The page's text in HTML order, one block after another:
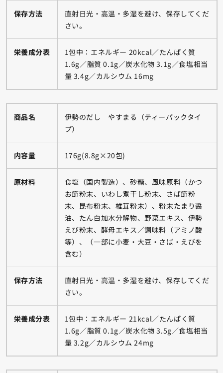
保存方法
直射日光・高温・多湿を避け、保存してくだ
さい。
栄養成分表
1包中：エネルギー 20kcal／たんぱく質
1.6g／脂質 0.1g／炭水化物 3.1g／食塩相当
量 3.4g／カルシウム 16mg
商品名
伊勢のだし やすまる（ティーパックタイ
プ）
内容量 176g(8.8g×20包)
原材料
食塩（国内製造）、砂糖、風味原料（かつ
お節粉末、いわし煮干し粉末、さば節粉
末、昆布粉末、椎茸粉末）、粉末たまり醤
油、たん白加水分解物、野菜エキス、伊勢
えび粉末、酵母エキス／調味料（アミノ酸
等）、（一部に小麦・大豆・さば・えびを
含む）
保存方法
直射日光・高温・多湿を避け、保存してくだ
さい。
栄養成分表
1包中：エネルギー 21kcal／たんぱく質
1.6g／脂質 0.1g／炭水化物 3.5g／食塩相当
量 3.2g／カルシウム 24mg